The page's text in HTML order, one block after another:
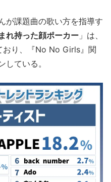
が課題曲の歌い方を指導す
れ持った顔ポーカー 」は、
おり、『No No Girls』関
ている。